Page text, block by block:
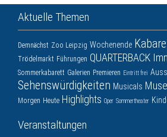
Aktuelle Themen
Demnächst Zoo Leipzig Wochenende
Trödelmarkt Führungen QUARTERBACK
Sommerkabarett Galerien Premieren Eintritt frei
Sehenswürdigkeiten Musicals
Morgen Heute Highlights Oper Sommertheater
Veranstaltungen